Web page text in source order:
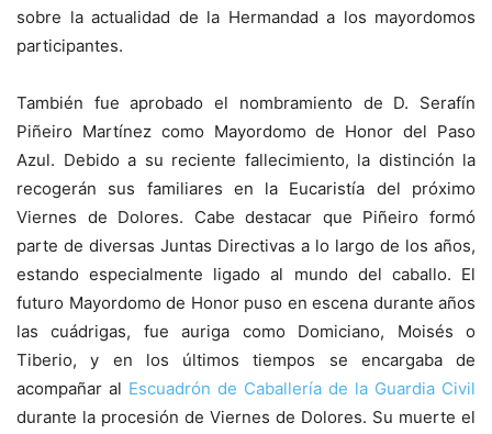
sobre la actualidad de la Hermandad a los mayordomos
participantes.
También fue aprobado el nombramiento de D. Serafín
Piñeiro Martínez como Mayordomo de Honor del Paso
Azul. Debido a su reciente fallecimiento, la distinción la
recogerán sus familiares en la Eucaristía del próximo
Viernes de Dolores. Cabe destacar que Piñeiro formó
parte de diversas Juntas Directivas a lo largo de los años,
estando especialmente ligado al mundo del caballo. El
futuro Mayordomo de Honor puso en escena durante años
las cuádrigas, fue auriga como Domiciano, Moisés o
Tiberio, y en los últimos tiempos se encargaba de
acompañar al Escuadrón de Caballería de la Guardia Civil
durante la procesión de Viernes de Dolores. Su muerte el